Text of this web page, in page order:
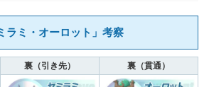
シャドークロー かみくだく
、ゲージ技発動が同じタイミン
（同時発動）”になることが分か
ラミ・オーロット」考察
裏（引き先） 裏（貫通）